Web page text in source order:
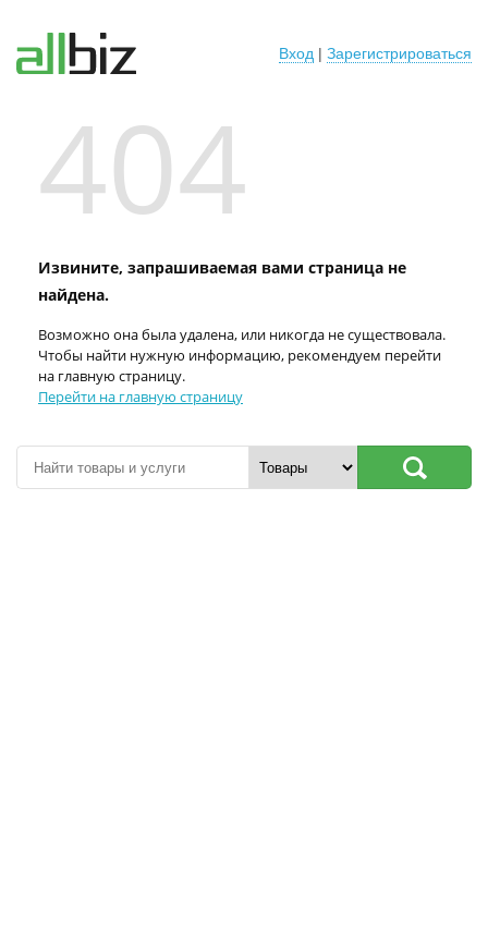
Вход | Зарегистрироваться
404
Извините, запрашиваемая вами страница не
найдена.
Возможно она была удалена, или никогда не существовала.
Чтобы найти нужную информацию, рекомендуем перейти
на главную страницу.
Перейти на главную страницу